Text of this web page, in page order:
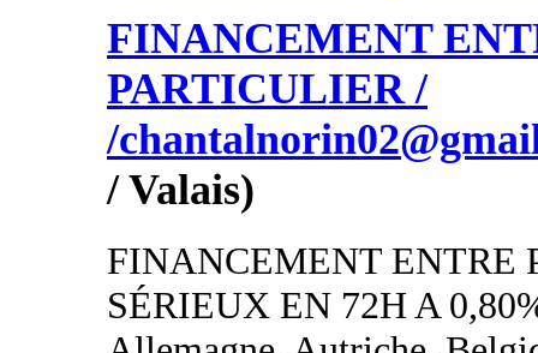
FINANCEMENT
PARTICULIER /
/
/ Valais)
FINANCEMENT ENTRE
SÉRIEUX EN 72H A